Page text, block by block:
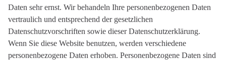
Daten sehr ernst. Wir behandeln Ihre personenbezogenen Daten
vertraulich und entsprechend der gesetzlichen
Datenschutzvorschriften sowie dieser Datenschutzerklärung.
Wenn Sie diese Website benutzen, werden verschiedene
personenbezogene Daten erhoben. Personenbezogene Daten sind